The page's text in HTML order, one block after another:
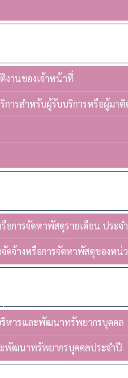
านของเจ้าหน้าที่
การสำหรับผู้รับบริการหรือผู้มา
อการจัดหาพัสดุรายเดือน ประ
ดจ้างหรือการจัดหาพัสดุของห
ล
หารและพัฒนาทรัพยากรบุคคล
พัฒนาทรัพยากรบุคคลประจําปี